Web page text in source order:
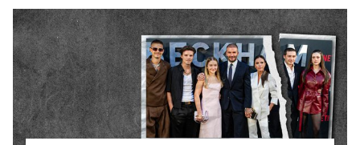
in drobnih pozornosti, ki ustvarjajo najlepše spomine.
Ne glede na to, ali praznujemo z velikimi gestami ali
preprostimi trenutki, je bistvo vedno v iskrenosti.